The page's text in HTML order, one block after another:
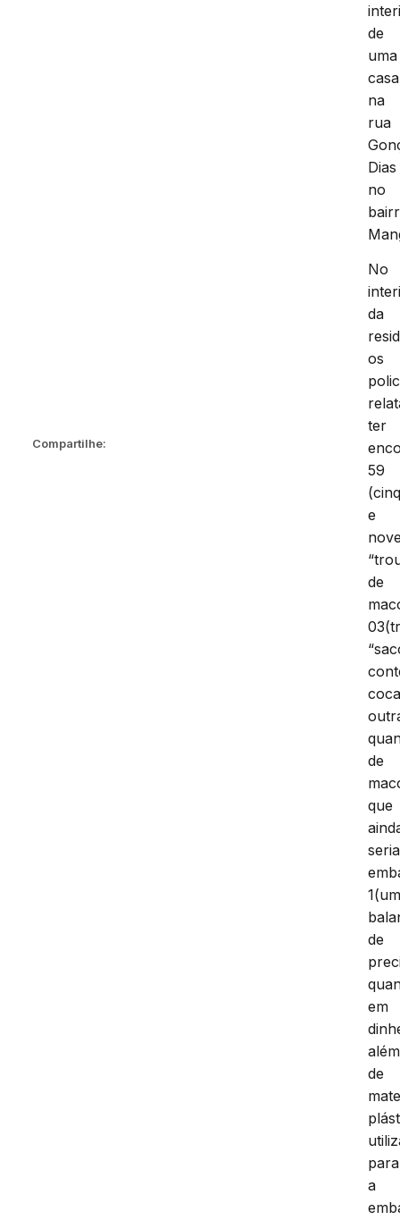
Compartilhe:
de
uma
casa
na
rua
Dias
no
No
da
os
ter
59
e
de
de
que
seria
de
em
além
de
para
a